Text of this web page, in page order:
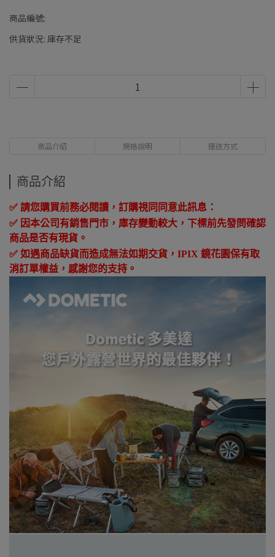
商品編號:
供貨狀況: 庫存不足
商品介紹 規格說明 運送方式
商品介紹
✅ 請您購買前務必閱讀，訂購視同同意此訊息：
✅ 因本公司有銷售門市，庫存變動較大，下標前先發問確認
商品是否有現貨。
✅ 如遇商品缺貨而造成無法如期交貨， IPIX 鏡花園保有取
消訂單權益，感謝您的支持。